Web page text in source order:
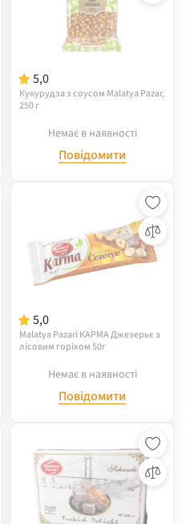
5,0
Кукурудза з соусом Malatya Pazar,
250 г
Немає в наявності
Повідомити
5,0
Malatya Pazari КАРМА Джезерьє з
лісовим горіхом 50г
Немає в наявності
Повідомити